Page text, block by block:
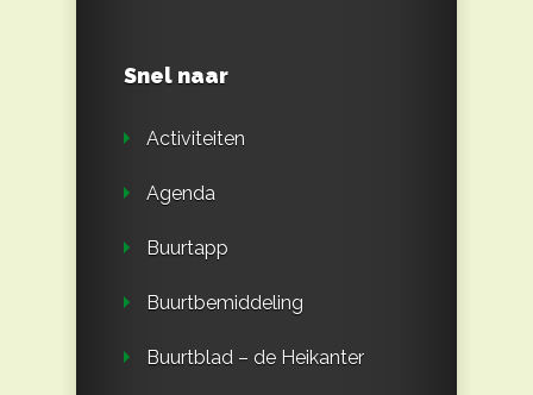
Snel naar
Activiteiten
Agenda
Buurtapp
Buurtbemiddeling
Buurtblad – de Heikanter